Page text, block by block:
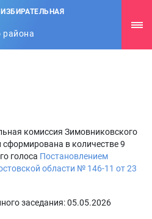
района
комиссия Зимовниковского
в количестве 9
голоса Постановлением
области № 146-11 от 23
заседания: 05.05.2026